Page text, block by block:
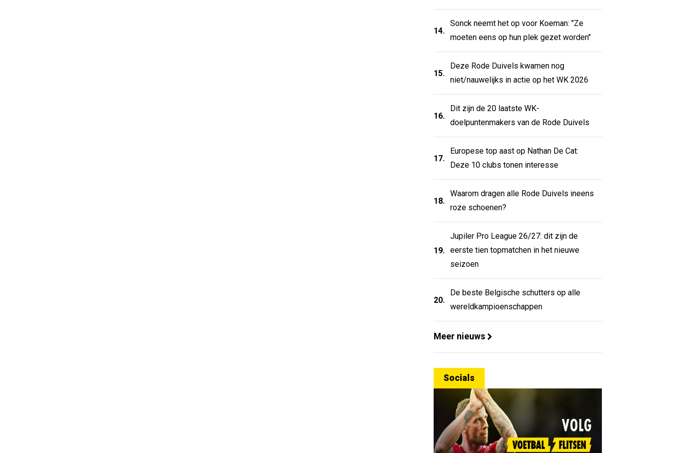
14.
Sonck neemt het op voor Koeman: "Ze
moeten eens op hun plek gezet worden"
15.
Deze Rode Duivels kwamen nog
niet/nauwelijks in actie op het WK 2026
16.
Dit zijn de 20 laatste WK-
doelpuntenmakers van de Rode Duivels
17.
Europese top aast op Nathan De Cat:
Deze 10 clubs tonen interesse
18.
Waarom dragen alle Rode Duivels ineens
roze schoenen?
19.
Jupiler Pro League 26/27: dit zijn de
eerste tien topmatchen in het nieuwe
seizoen
20.
De beste Belgische schutters op alle
wereldkampioenschappen
Meer nieuws
Socials